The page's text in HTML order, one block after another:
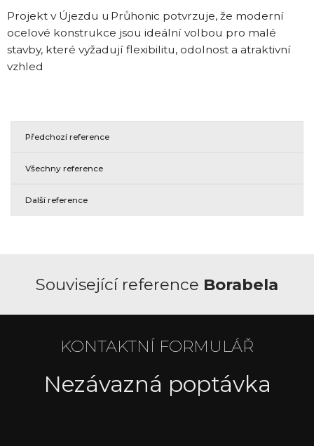
Projekt v Újezdu u Průhonic potvrzuje, že moderní
ocelové konstrukce jsou ideální volbou pro malé
stavby, které vyžadují flexibilitu, odolnost a atraktivní
vzhled
Předchozí reference
Všechny reference
Další reference
Související reference Borabela
KONTAKTNÍ FORMULÁŘ
Nezávazná poptávka